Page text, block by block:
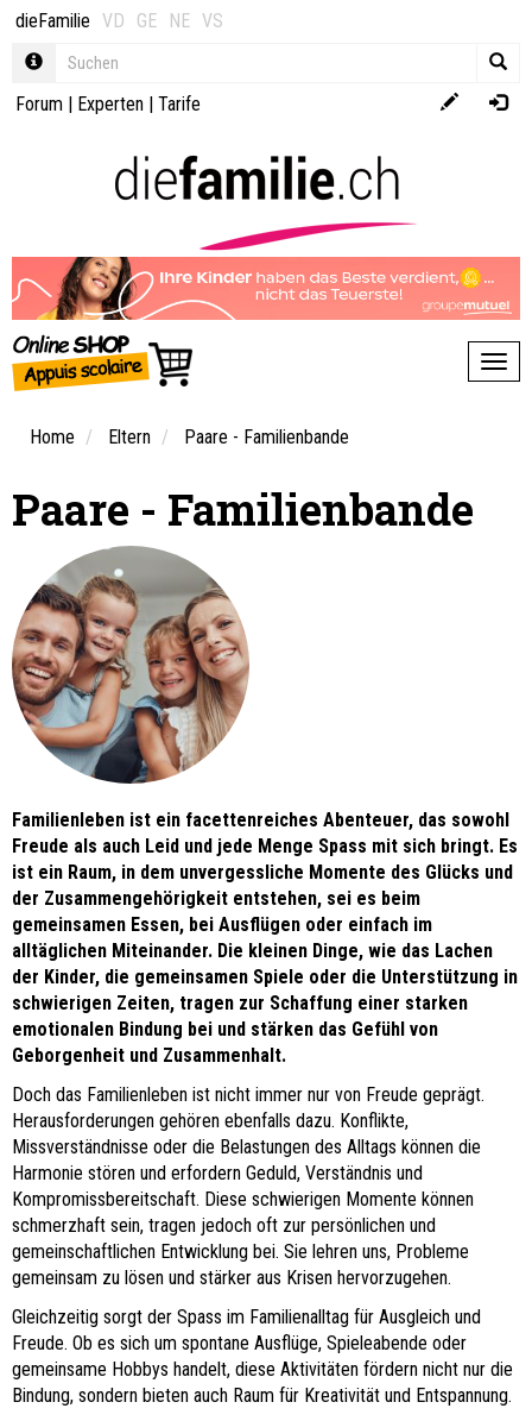
dieFamilie VD GE NE VS
Forum | Experten | Tarife
Home Eltern Paare - Familienbande
Paare - Familienbande
Familienleben ist ein facettenreiches Abenteuer, das sowohl
Freude als auch Leid und jede Menge Spass mit sich bringt. Es
ist ein Raum, in dem unvergessliche Momente des Glücks und
der Zusammengehörigkeit entstehen, sei es beim
gemeinsamen Essen, bei Ausflügen oder einfach im
alltäglichen Miteinander. Die kleinen Dinge, wie das Lachen
der Kinder, die gemeinsamen Spiele oder die Unterstützung in
schwierigen Zeiten, tragen zur Schaffung einer starken
emotionalen Bindung bei und stärken das Gefühl von
Geborgenheit und Zusammenhalt.
Doch das Familienleben ist nicht immer nur von Freude geprägt.
Herausforderungen gehören ebenfalls dazu. Konflikte,
Missverständnisse oder die Belastungen des Alltags können die
Harmonie stören und erfordern Geduld, Verständnis und
Kompromissbereitschaft. Diese schwierigen Momente können
schmerzhaft sein, tragen jedoch oft zur persönlichen und
gemeinschaftlichen Entwicklung bei. Sie lehren uns, Probleme
gemeinsam zu lösen und stärker aus Krisen hervorzugehen.
Gleichzeitig sorgt der Spass im Familienalltag für Ausgleich und
Freude. Ob es sich um spontane Ausflüge, Spieleabende oder
gemeinsame Hobbys handelt, diese Aktivitäten fördern nicht nur die
Bindung, sondern bieten auch Raum für Kreativität und Entspannung.